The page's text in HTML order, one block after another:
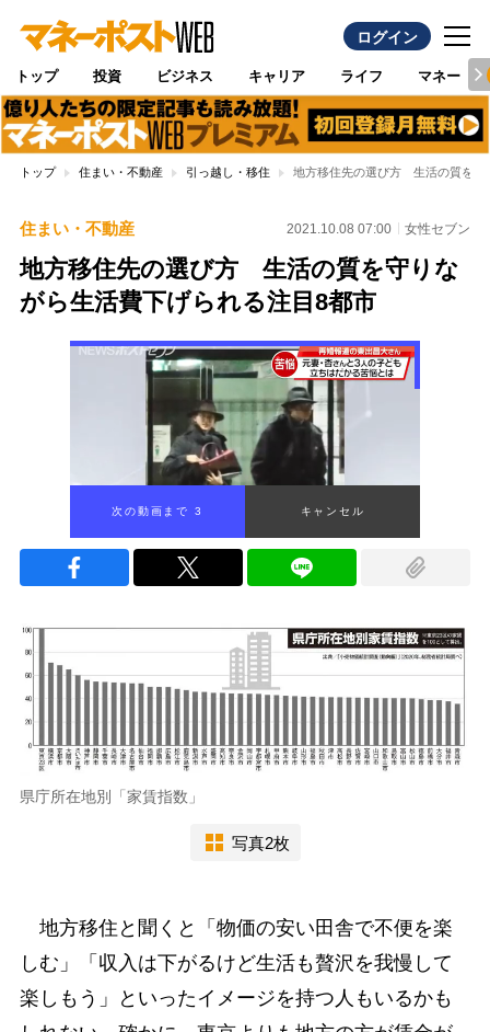
ログイン
トップ 投資 ビジネス キャリア ライフ マネー
トップ 住まい・不動産 引っ越し・移住 地方移住先の選び方 生活の質を守
住まい・不動産 2021.10.08 07:00 女性セブン
地方移住先の選び方 生活の質を守りな
がら生活費下げられる注目8都市
次の動画まで 1 キャンセル
県庁所在地別「家賃指数」
写真2枚
地方移住と聞くと「物価の安い田舎で不便を楽
しむ」「収入は下がるけど生活も贅沢を我慢して
楽しもう」といったイメージを持つ人もいるかも